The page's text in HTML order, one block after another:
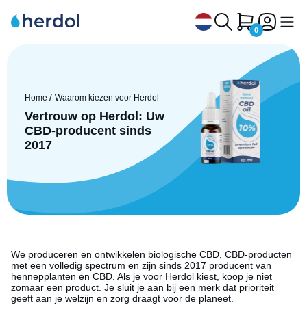
0
Hennep Thee CBD
CBG en CBN Olie
CBD Huisdieren
CBD Capsules
CBD, CBG, CBN Extracten
Waarom Herdol
Contact
Home / Waarom kiezen voor Herdol
Vertrouw op Herdol: Uw
CBD-producent sinds
2017
We produceren en ontwikkelen biologische CBD, CBD-producten
met een volledig spectrum en zijn sinds 2017 producent van
hennepplanten en CBD. Als je voor Herdol kiest, koop je niet
zomaar een product. Je sluit je aan bij een merk dat prioriteit
geeft aan je welzijn en zorg draagt voor de planeet.